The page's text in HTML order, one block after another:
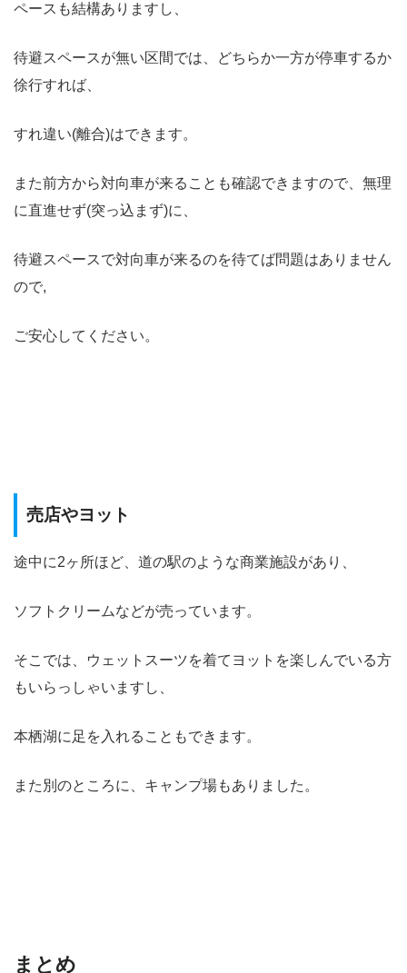
ペースも結構ありますし、
待避スペースが無い区間では、どちらか一方が停車するか
徐行すれば、
すれ違い(離合)はできます。
また前方から対向車が来ることも確認できますので、無理
に直進せず(突っ込まず)に、
待避スペースで対向車が来るのを待てば問題はありません
ので,
ご安心してください。
売店やヨット
途中に2ヶ所ほど、道の駅のような商業施設があり、
ソフトクリームなどが売っています。
そこでは、ウェットスーツを着てヨットを楽しんでいる方
もいらっしゃいますし、
本栖湖に足を入れることもできます。
また別のところに、キャンプ場もありました。
まとめ